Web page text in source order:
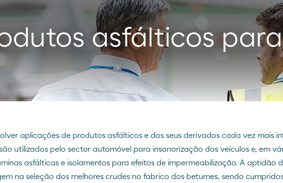
Distribuidor
Transportador
asfálticos
aplicações de produtos asfálticos e dos seus derivados cada vez mais
utilizados pelo sector automóvel para insonorização dos veículos e, em
asfálticas e isolamentos para efeitos de impermeabilização. A aptidão
na seleção dos melhores crudes no fabrico dos betumes, sendo